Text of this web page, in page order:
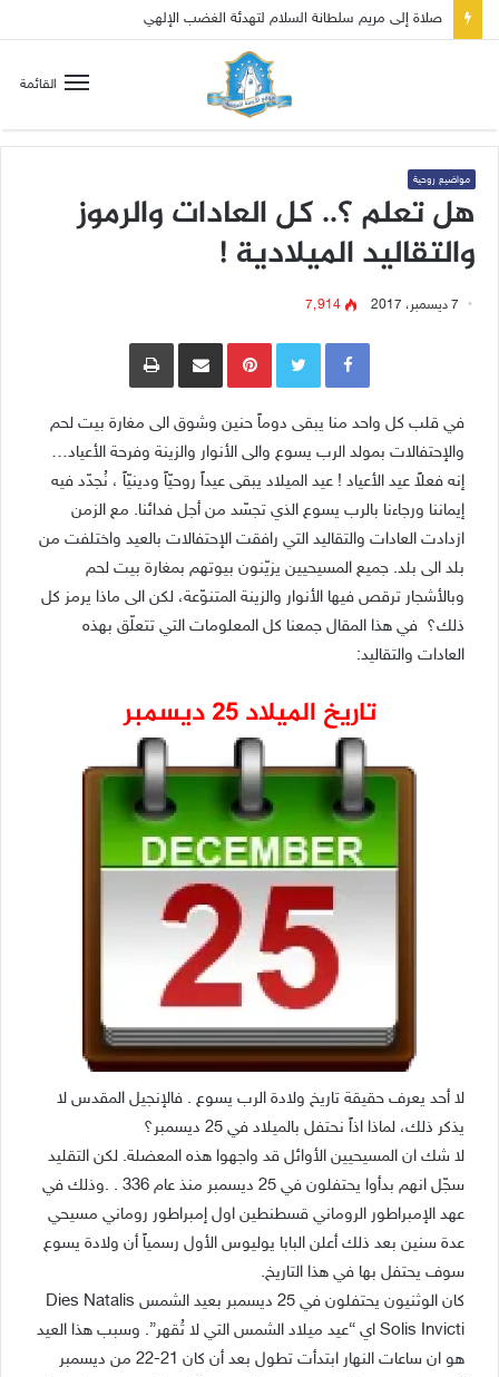
صلاة إلى مريم سلطانة السلام لتهدئة الغضب الإلهي
القائمة
مواضيع روحية
هل تعلم ؟.. كل العادات والرموز
والتقاليد الميلادية !
7 ديسمبر، 2017 7٬914
Pinterestمشاركة عبر البريد طباعة
في قلب كل واحد منا يبقى دوماً حنين وشوق الى مغارة بيت لحم
والإحتفالات بمولد الرب يسوع والى الأنوار والزينة وفرحة الأعياد…
إنه فعلاً عيد الأعياد ! عيد الميلاد يبقى عيداً روحيّاً ودينيّاً ، نُجدّد فيه
إيماننا ورجاءنا بالرب يسوع الذي تجسّد من أجل فدائنا. مع الزمن
ازدادت العادات والتقاليد التي رافقت الإحتفالات بالعيد واختلفت من
بلد الى بلد. جميع المسيحيين يزيّنون بيوتهم بمغارة بيت لحم
وبالأشجار ترقص فيها الأنوار والزينة المتنوّعة، لكن الى ماذا يرمز كل
ذلك؟ في هذا المقال جمعنا كل المعلومات التي تتعلّق بهذه
العادات والتقاليد:
تاريخ الميلاد 25 ديسمبر
لا أحد يعرف حقيقة تاريخ ولادة الرب يسوع . فالإنجيل المقدس لا
يذكر ذلك، لماذا اذاً نحتفل بالميلاد في 25 ديسمبر؟
لا شك ان المسيحيين الأوائل قد واجهوا هذه المعضلة. لكن التقليد
سجّل انهم بدأوا يحتفلون في 25 ديسمبر منذ عام 336 . .وذلك في
عهد الإمبراطور الروماني قسطنطين اول إمبراطور روماني مسيحي
عدة سنين بعد ذلك أعلن البابا يوليوس الأول رسمياً أن ولادة يسوع
سوف يحتفل بها في هذا التاريخ.
كان الوثنيون يحتفلون في 25 ديسمبر بعيد الشمس Dies Natalis
Solis Invicti اي “عيد ميلاد الشمس التي لا تُقهر”. وسبب هذا العيد
هو ان ساعات النهار ابتدأت تطول بعد أن كان 21-22 من ديسمبر